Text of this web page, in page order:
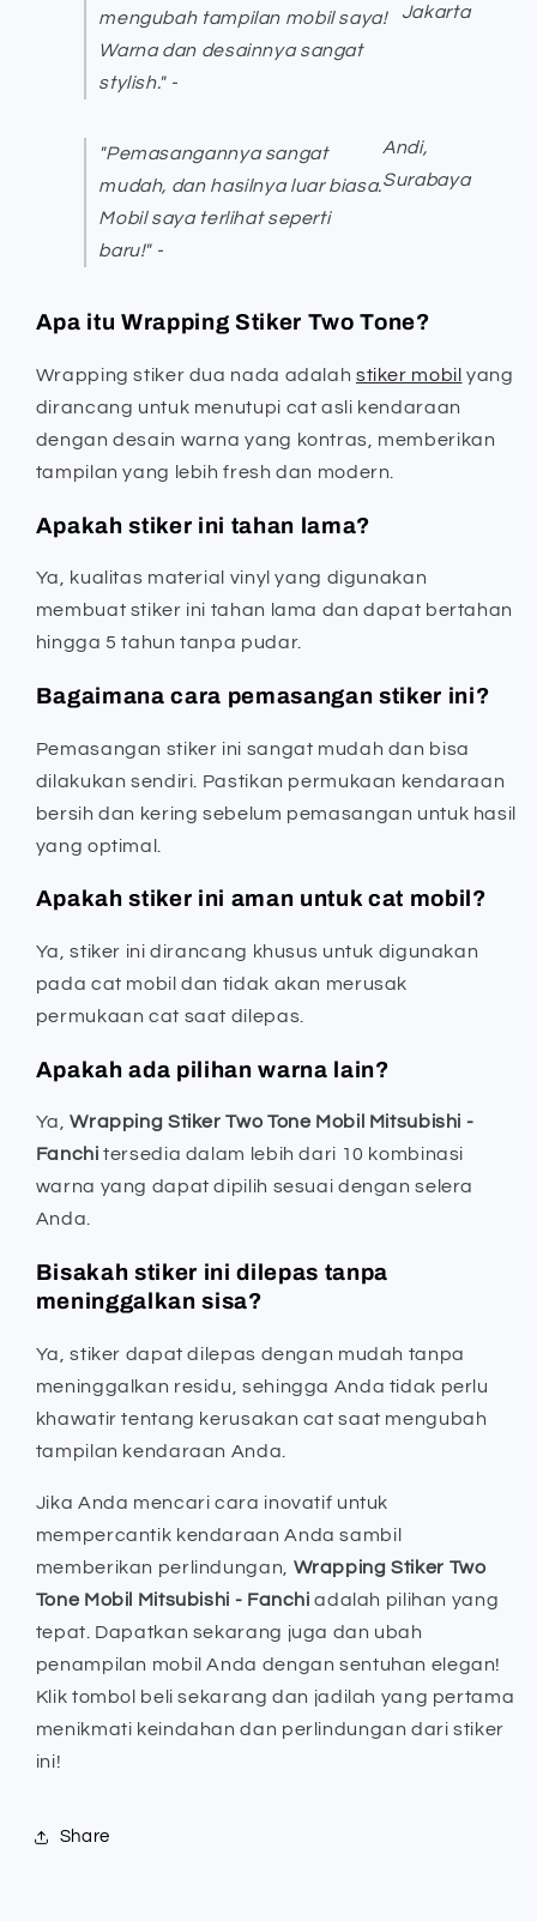
mengubah tampilan mobil saya!
Warna dan desainnya sangat
stylish." -
Jakarta
"Pemasangannya sangat
mudah, dan hasilnya luar biasa.
Mobil saya terlihat seperti
baru!" -
Andi,
Surabaya
Apa itu Wrapping Stiker Two Tone?
Wrapping stiker dua nada adalah stiker mobil yang
dirancang untuk menutupi cat asli kendaraan
dengan desain warna yang kontras, memberikan
tampilan yang lebih fresh dan modern.
Apakah stiker ini tahan lama?
Ya, kualitas material vinyl yang digunakan
membuat stiker ini tahan lama dan dapat bertahan
hingga 5 tahun tanpa pudar.
Bagaimana cara pemasangan stiker ini?
Pemasangan stiker ini sangat mudah dan bisa
dilakukan sendiri. Pastikan permukaan kendaraan
bersih dan kering sebelum pemasangan untuk hasil
yang optimal.
Apakah stiker ini aman untuk cat mobil?
Ya, stiker ini dirancang khusus untuk digunakan
pada cat mobil dan tidak akan merusak
permukaan cat saat dilepas.
Apakah ada pilihan warna lain?
Ya,Wrapping Stiker Two Tone Mobil Mitsubishi -
Fanchi tersedia dalam lebih dari 10 kombinasi
warna yang dapat dipilih sesuai dengan selera
Anda.
Bisakah stiker ini dilepas tanpa
meninggalkan sisa?
Ya, stiker dapat dilepas dengan mudah tanpa
meninggalkan residu, sehingga Anda tidak perlu
khawatir tentang kerusakan cat saat mengubah
tampilan kendaraan Anda.
Jika Anda mencari cara inovatif untuk
mempercantik kendaraan Anda sambil
memberikan perlindungan, Wrapping Stiker Two
Tone Mobil Mitsubishi - Fanchi adalah pilihan yang
tepat. Dapatkan sekarang juga dan ubah
penampilan mobil Anda dengan sentuhan elegan!
Klik tombol beli sekarang dan jadilah yang pertama
menikmati keindahan dan perlindungan dari stiker
ini!
Share